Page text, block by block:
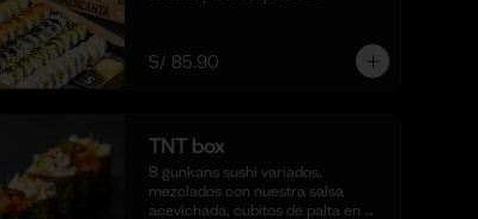
S/ 85.90
TNT box
8 gunkans sushi variados,
mezclados con nuestra salsa
acevichada, cubitos de palta en